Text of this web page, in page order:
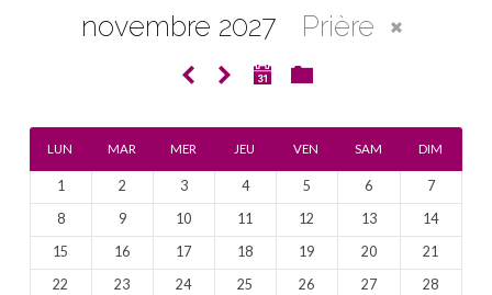
novembre 2027 Prière
LUN MAR MER JEU VEN SAM DIM
1 2 3 4 5 6
7
8
9 10 11 12 13
14
15
16 17 18 19 20
21
22
23 24 25 26 27
28